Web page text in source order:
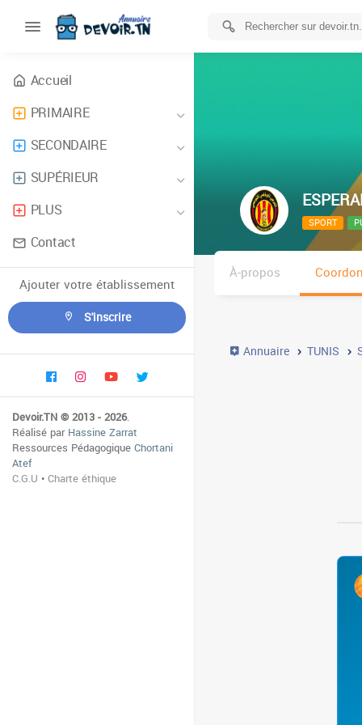
Accueil
PRIMAIRE
SECONDAIRE
SUPÉRIEUR
PLUS
Contact
Ajouter votre établissement
S'inscrire
Devoir.TN © 2013 - 2026.
Réalisé parHassine Zarrat
Ressources PédagogiqueChortani
Atef
C.G.U •Charte éthique
SPORT
À-propos
Annuaire TUNIS